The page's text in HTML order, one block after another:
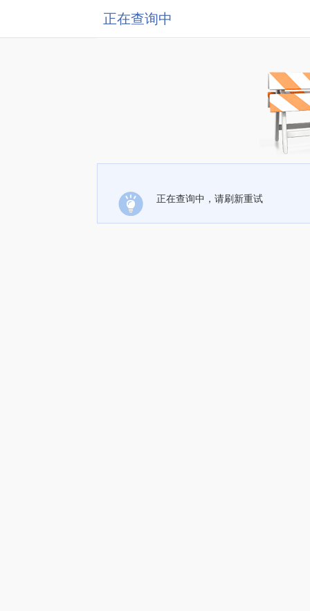
正在查询中
正在查询中，请刷新重试